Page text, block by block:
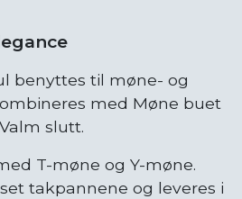
benyttes til møne- og
med Møne buet
slutt.
T-møne og Y-møne.
takpannene og leveres i